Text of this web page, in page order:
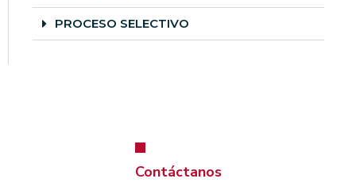
PROCESO SELECTIVO
Contáctanos